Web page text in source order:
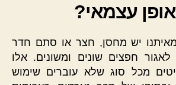
עצמאי?
יש מחסן, חצר או סתם חדר
חפצים שונים ומשונים. אלו
מכל סוג שלא עוברים שימוש